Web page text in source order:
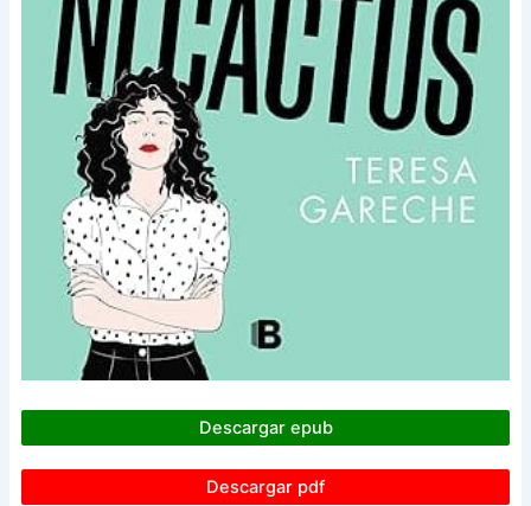
Descargar epub
Descargar pdf